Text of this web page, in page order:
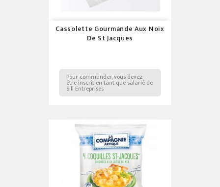
Cassolette Gourmande Aux Noix
De St Jacques
Pour commander, vous devez
être inscrit en tant que salarié de
Sill Entreprises